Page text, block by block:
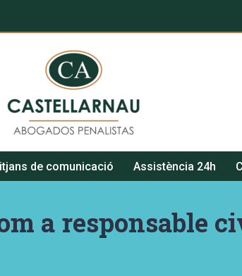
de comunicació Assistència 24h
a responsable